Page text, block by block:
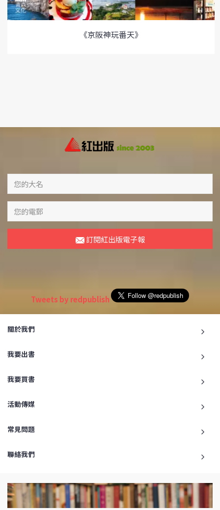
《京阪神玩番天》
訂閱紅出版電子報
Tweets by redpublish
關於我們
我要出書
我要買書
活動傳媒
常見問題
聯絡我們